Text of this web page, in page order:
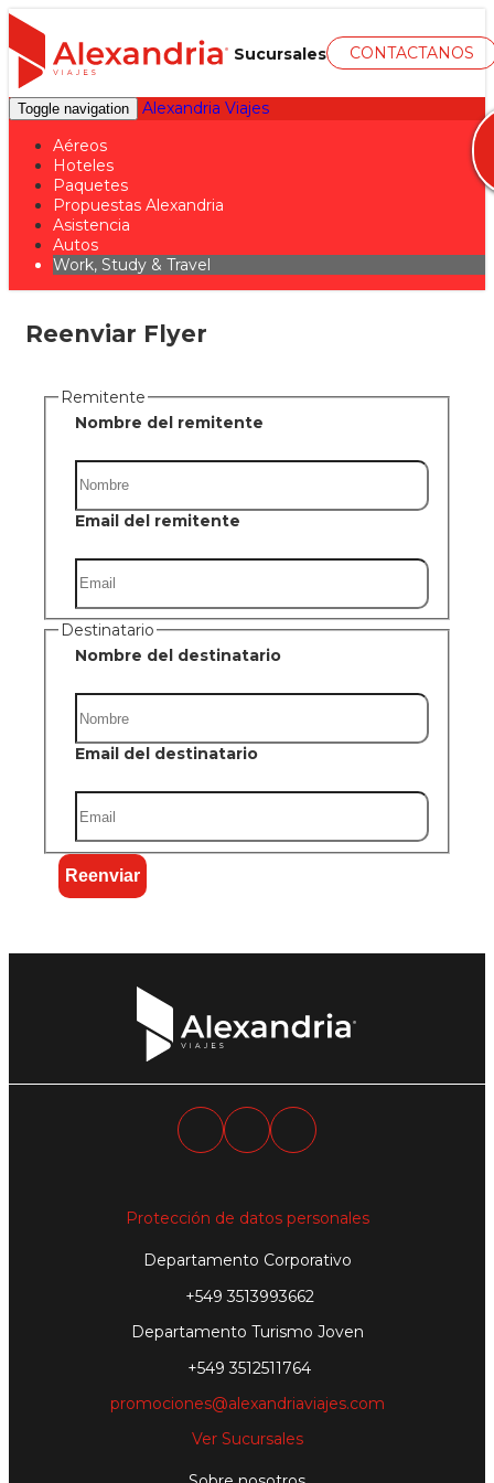
Sucursales CONTACTANOS
Toggle navigation
Alexandria Viajes
Aéreos
Hoteles
Paquetes
Propuestas Alexandria
Asistencia
Autos
Work, Study & Travel
Reenviar Flyer
Remitente
Nombre del remitente
Email del remitente
Destinatario
Nombre del destinatario
Email del destinatario
Reenviar
Protección de datos personales
Departamento Corporativo
+549 3513993662
Departamento Turismo Joven
+549 3512511764
promociones@alexandriaviajes.com
Ver Sucursales